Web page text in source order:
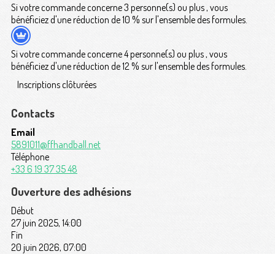
Si votre commande concerne 3 personne(s) ou plus , vous
bénéficiez d'une réduction de 10 % sur l'ensemble des formules.
Si votre commande concerne 4 personne(s) ou plus , vous
bénéficiez d'une réduction de 12 % sur l'ensemble des formules.
Inscriptions clôturées
Contacts
Email
5891011@ffhandball.net
Téléphone
+33 6 19 37 35 48
Ouverture des adhésions
Début
27 juin 2025, 14:00
Fin
20 juin 2026, 07:00